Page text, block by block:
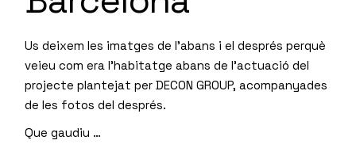
Us deixem les imatges de l’abans i el després perquè
veieu com era l’habitatge abans de l’actuació del
projecte plantejat per DECON GROUP, acompanyades
de les fotos del després.
Que gaudiu …